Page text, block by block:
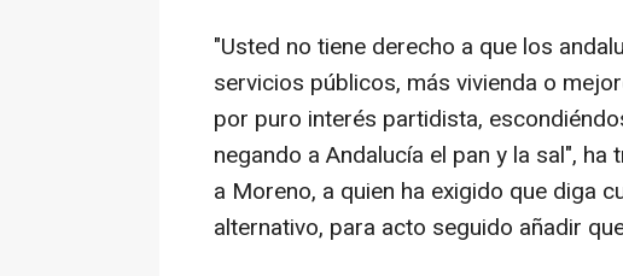
"Usted no tiene derecho a que los
servicios públicos, más vivienda o
por puro interés partidista,
negando a Andalucía el pan y la sal",
a Moreno, a quien ha exigido que diga
alternativo, para acto seguido añadir